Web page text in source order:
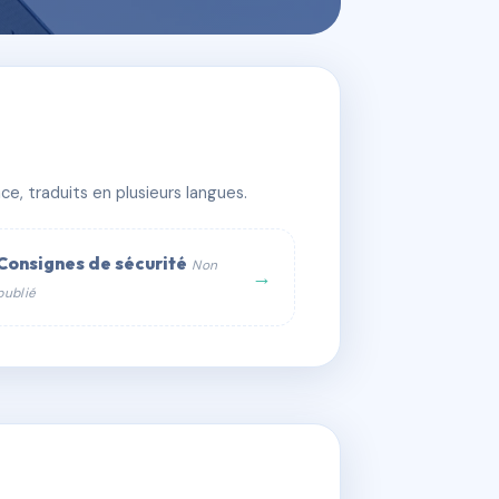
traduits en plusieurs langues.
de sécurité Non
→